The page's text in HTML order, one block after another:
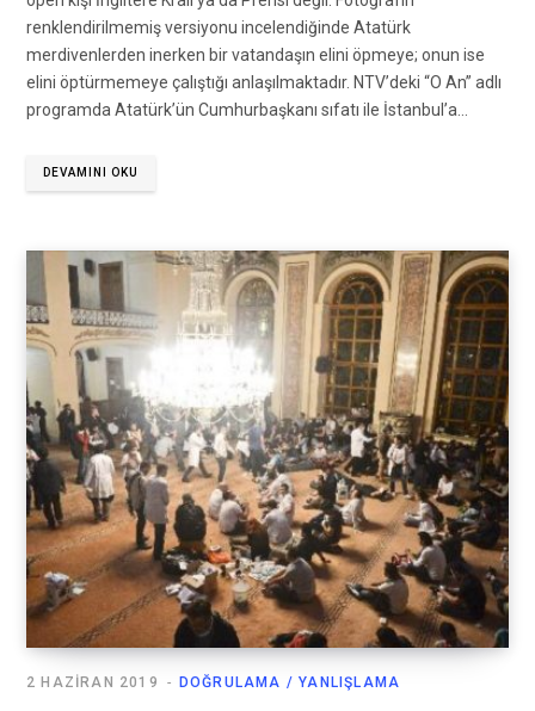
renklendirilmemiş versiyonu incelendiğinde Atatürk
merdivenlerden inerken bir vatandaşın elini öpmeye; onun ise
elini öptürmemeye çalıştığı anlaşılmaktadır. NTV’deki “O An” adlı
programda Atatürk’ün Cumhurbaşkanı sıfatı ile İstanbul’a…
DEVAMINI OKU
DOĞRULAMA / YANLIŞLAMA
2 HAZIRAN 2019